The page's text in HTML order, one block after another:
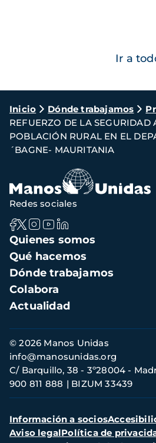
Ir a
Ruta
de
navegación
Inicio Dónde trabajamos
REFUERZO DE LA SEGURIDAD
POBLACIÓN RURAL EN EL
´BAGNE- MAURITANIA
Navegación
principal
Quienes somos
Qué hacemos
Dónde trabajamos
Colabora
Actualidad
Redes sociales
Información
de
contacto
© 2026 Manos Unidas
C/ Barquillo, 38 - 3º28004 -
900 811 888
BIZUM 33439
info@manosunidas.org
Menú
secundario
Información a socios
Aviso legalPolítica de